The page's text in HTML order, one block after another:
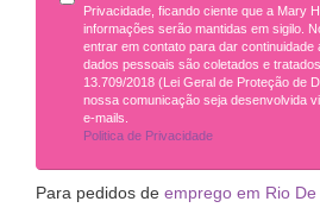
Privacidade, ficando ciente que a Mary
informações serão mantidas em sigilo.
entrar em contato para dar continuidade
dados pessoais são coletados e
13.709/2018 (Lei Geral de Proteção de
nossa comunicação seja desenvolvida
e-mails.
Politica de Privacidade
Para pedidos de emprego em Rio